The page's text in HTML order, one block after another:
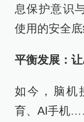
息保护意识
使用的安全底
平衡发展：
如今，脑机
育、AI手机